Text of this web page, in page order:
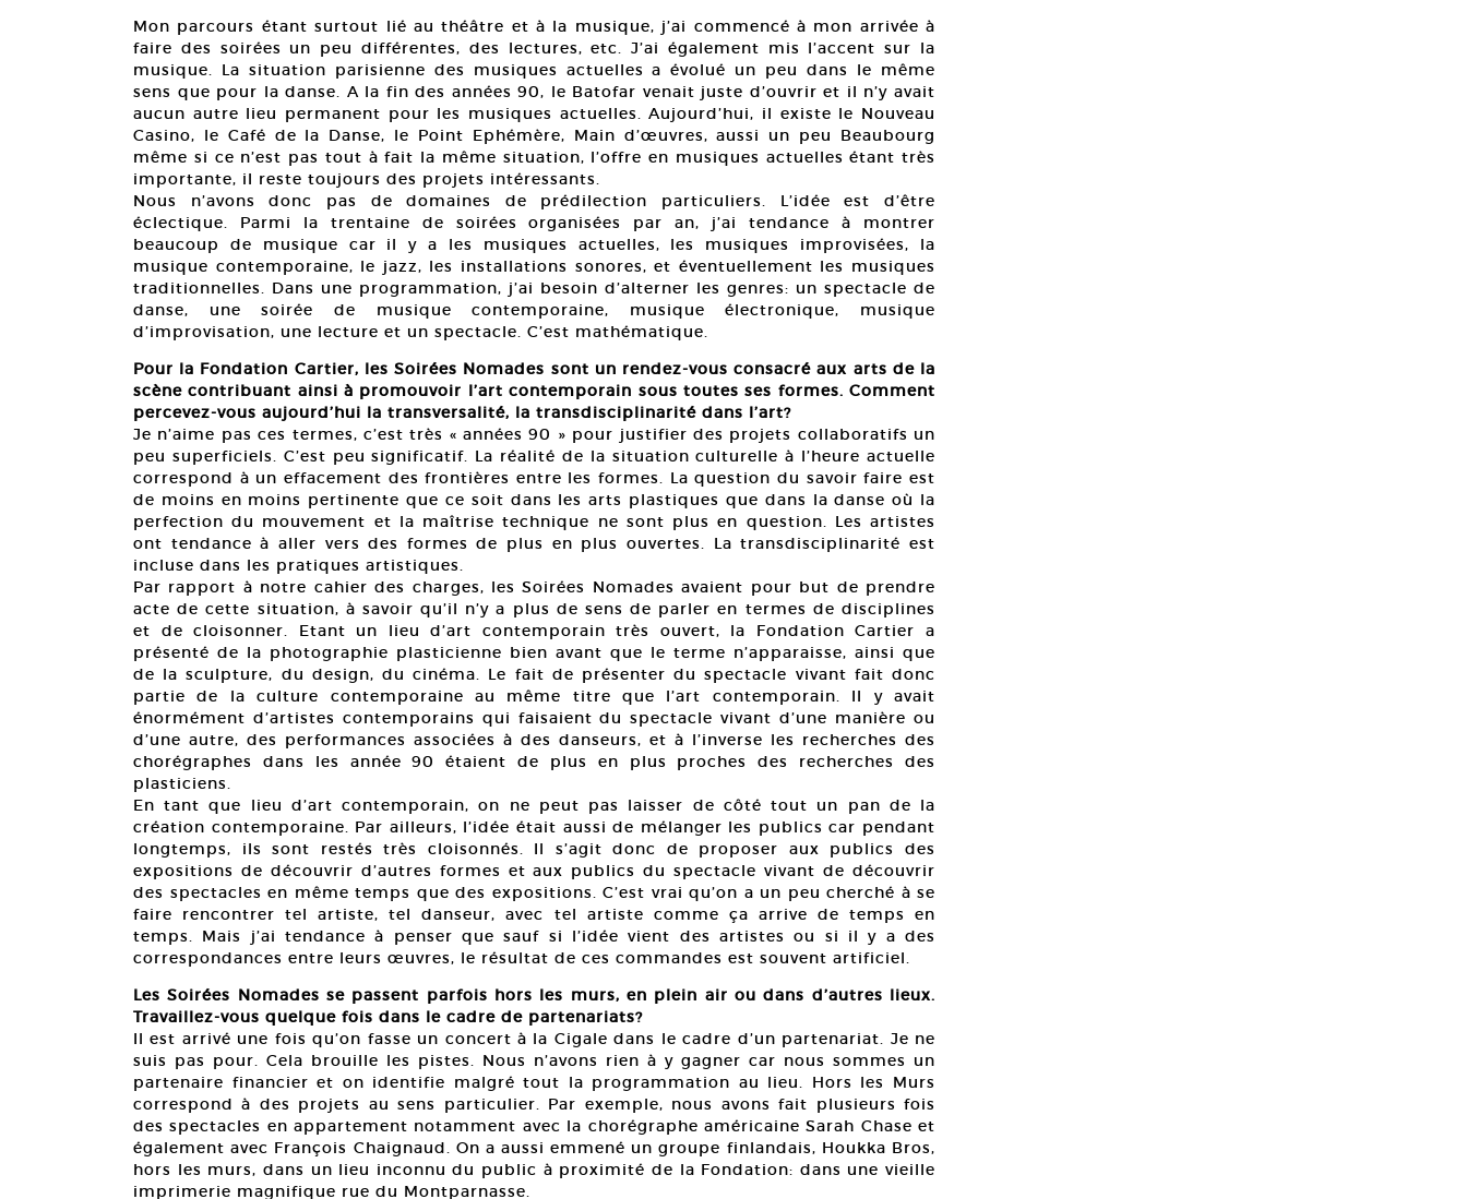
Mon parcours étant surtout lié au théâtre et à la musique, j’ai commencé à mon arrivée à
faire des soirées un peu différentes, des lectures, etc. J’ai également mis l’accent sur la
musique. La situation parisienne des musiques actuelles a évolué un peu dans le même
sens que pour la danse. A la fin des années 90, le Batofar venait juste d’ouvrir et il n’y avait
aucun autre lieu permanent pour les musiques actuelles. Aujourd’hui, il existe le Nouveau
Casino, le Café de la Danse, le Point Ephémère, Main d’œuvres, aussi un peu Beaubourg
même si ce n’est pas tout à fait la même situation, l’offre en musiques actuelles étant très
importante, il reste toujours des projets intéressants.
Nous n’avons donc pas de domaines de prédilection particuliers. L’idée est d’être
éclectique. Parmi la trentaine de soirées organisées par an, j’ai tendance à montrer
beaucoup de musique car il y a les musiques actuelles, les musiques improvisées, la
musique contemporaine, le jazz, les installations sonores, et éventuellement les musiques
traditionnelles. Dans une programmation, j’ai besoin d’alterner les genres: un spectacle de
danse, une soirée de musique contemporaine, musique électronique, musique
d’improvisation, une lecture et un spectacle. C’est mathématique.
Pour la Fondation Cartier, les Soirées Nomades sont un rendez-vous consacré aux arts de la
scène contribuant ainsi à promouvoir l’art contemporain sous toutes ses formes. Comment
percevez-vous aujourd’hui la transversalité, la transdisciplinarité dans l’art?
Je n’aime pas ces termes, c’est très « années 90 » pour justifier des projets collaboratifs un
peu superficiels. C’est peu significatif. La réalité de la situation culturelle à l’heure actuelle
correspond à un effacement des frontières entre les formes. La question du savoir faire est
de moins en moins pertinente que ce soit dans les arts plastiques que dans la danse où la
perfection du mouvement et la maîtrise technique ne sont plus en question. Les artistes
ont tendance à aller vers des formes de plus en plus ouvertes. La transdisciplinarité est
incluse dans les pratiques artistiques.
Par rapport à notre cahier des charges, les Soirées Nomades avaient pour but de prendre
acte de cette situation, à savoir qu’il n’y a plus de sens de parler en termes de disciplines
et de cloisonner. Etant un lieu d’art contemporain très ouvert, la Fondation Cartier a
présenté de la photographie plasticienne bien avant que le terme n’apparaisse, ainsi que
de la sculpture, du design, du cinéma. Le fait de présenter du spectacle vivant fait donc
partie de la culture contemporaine au même titre que l’art contemporain. Il y avait
énormément d’artistes contemporains qui faisaient du spectacle vivant d’une manière ou
d’une autre, des performances associées à des danseurs, et à l’inverse les recherches des
chorégraphes dans les année 90 étaient de plus en plus proches des recherches des
plasticiens.
En tant que lieu d’art contemporain, on ne peut pas laisser de côté tout un pan de la
création contemporaine. Par ailleurs, l’idée était aussi de mélanger les publics car pendant
longtemps, ils sont restés très cloisonnés. Il s’agit donc de proposer aux publics des
expositions de découvrir d’autres formes et aux publics du spectacle vivant de découvrir
des spectacles en même temps que des expositions. C’est vrai qu’on a un peu cherché à se
faire rencontrer tel artiste, tel danseur, avec tel artiste comme ça arrive de temps en
temps. Mais j’ai tendance à penser que sauf si l’idée vient des artistes ou si il y a des
correspondances entre leurs œuvres, le résultat de ces commandes est souvent artificiel.
Les Soirées Nomades se passent parfois hors les murs, en plein air ou dans d’autres lieux.
Travaillez-vous quelque fois dans le cadre de partenariats?
Il est arrivé une fois qu’on fasse un concert à la Cigale dans le cadre d’un partenariat. Je ne
suis pas pour. Cela brouille les pistes. Nous n’avons rien à y gagner car nous sommes un
partenaire financier et on identifie malgré tout la programmation au lieu. Hors les Murs
correspond à des projets au sens particulier. Par exemple, nous avons fait plusieurs fois
des spectacles en appartement notamment avec la chorégraphe américaine Sarah Chase et
également avec François Chaignaud. On a aussi emmené un groupe finlandais, Houkka Bros,
hors les murs, dans un lieu inconnu du public à proximité de la Fondation: dans une vieille
imprimerie magnifique rue du Montparnasse.